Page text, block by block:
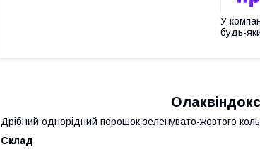
У
будь-
Дрібний однорідний порошок зеленувато-жовтого
Склад